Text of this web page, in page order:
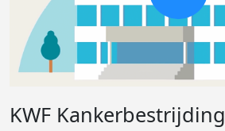
KWF Kankerbestrijding